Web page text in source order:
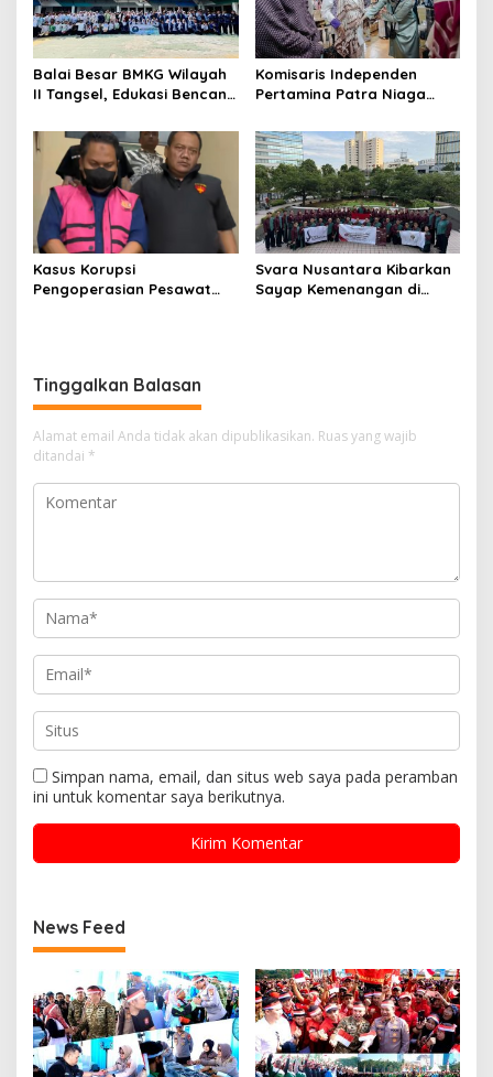
Balai Besar BMKG Wilayah
II Tangsel, Edukasi Bencana
kepada pelajar UPTD SMPN
23
Komisaris Independen
Pertamina Patra Niaga
Mitra Binaan dengan
Sentuhan Kemanusiaan dan
Keberlanjutan
Kasus Korupsi
Pengoperasian Pesawat
Svara Nusantara Kibarkan
Sayap Kemenangan di
Tinggalkan Balasan
Alamat email Anda tidak akan dipublikasikan. Ruas yang wajib
ditandai *
Simpan nama, email, dan situs web saya pada peramban
ini untuk komentar saya berikutnya.
News Feed